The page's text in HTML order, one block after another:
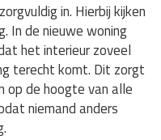
in. Hierbij kijken
In de nieuwe woning
het interieur zoveel
terecht komt. Dit zorgt
op de hoogte van alle
niemand anders